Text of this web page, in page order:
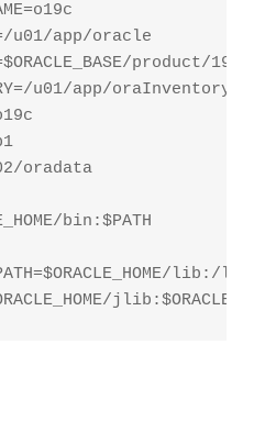
u01/app/oracle
product/
u01/app/oraInventory
oradata
bin:$PATH